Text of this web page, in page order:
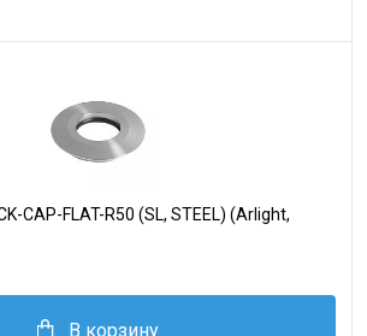
CAP-FLAT-R50 (SL, STEEL) (Arlight,
В корзину